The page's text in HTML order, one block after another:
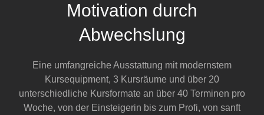
Motivation durch
Abwechslung
Eine umfangreiche Ausstattung mit modernstem
Kursequipment, 3 Kursräume und über 20
unterschiedliche Kursformate an über 40 Terminen pro
Woche, von der Einsteigerin bis zum Profi, von sanft